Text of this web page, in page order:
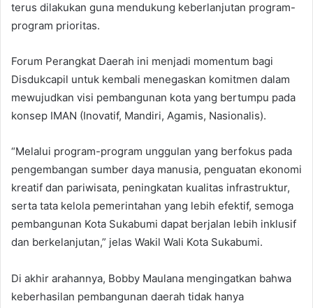
terus dilakukan guna mendukung keberlanjutan program-
program prioritas.
Forum Perangkat Daerah ini menjadi momentum bagi
Disdukcapil untuk kembali menegaskan komitmen dalam
mewujudkan visi pembangunan kota yang bertumpu pada
konsep IMAN (Inovatif, Mandiri, Agamis, Nasionalis).
“Melalui program-program unggulan yang berfokus pada
pengembangan sumber daya manusia, penguatan ekonomi
kreatif dan pariwisata, peningkatan kualitas infrastruktur,
serta tata kelola pemerintahan yang lebih efektif, semoga
pembangunan Kota Sukabumi dapat berjalan lebih inklusif
dan berkelanjutan,” jelas Wakil Wali Kota Sukabumi.
Di akhir arahannya, Bobby Maulana mengingatkan bahwa
keberhasilan pembangunan daerah tidak hanya